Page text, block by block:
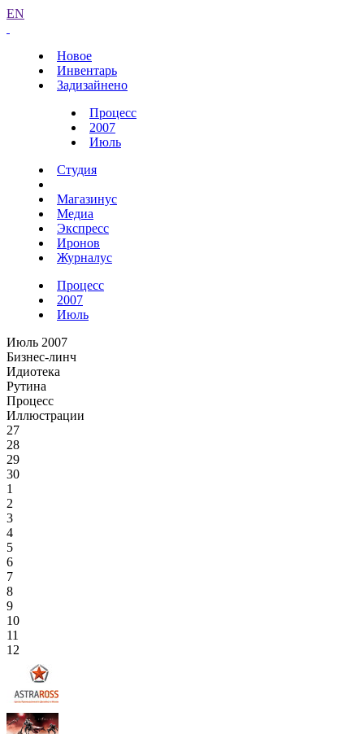
EN
Новое
Инвентарь
Задизайнено
Процесс
2007
Июль
Студия
Магазинус
Медиа
Экспресс
Иронов
Журналус
Процесс
2007
Июль
Июль 2007
Бизнес-линч
Идиотека
Рутина
Процесс
Иллюстрации
27
28
29
30
1
2
3
4
5
6
7
8
9
10
11
12